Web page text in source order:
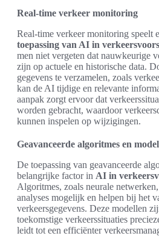
Real-time verkeer monitoring
Real-time verkeer monitoring speelt
toepassing van AI in
men niet vergeten dat nauwkeurige
zijn op actuele en historische data.
gegevens te verzamelen, zoals
kan de AI tijdige en relevante
aanpak zorgt ervoor dat
worden gebracht, waardoor
kunnen inspelen op wijzigingen.
Geavanceerde algoritmes en
De toepassing van geavanceerde
belangrijke factor in AI in
Algoritmes, zoals neurale
analyses mogelijk en helpen bij het
verkeersgegevens. Deze modellen
toekomstige verkeerssituaties
leidt tot een efficiënter